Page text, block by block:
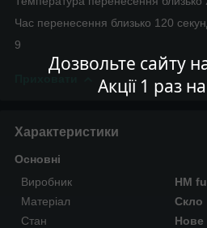
Дозвольте сайту
Акції 1 раз
Час перенесення близько 120
9
Характеристики
Основні
Виробник
HM
Матеріал
Скло
Стан
Нове